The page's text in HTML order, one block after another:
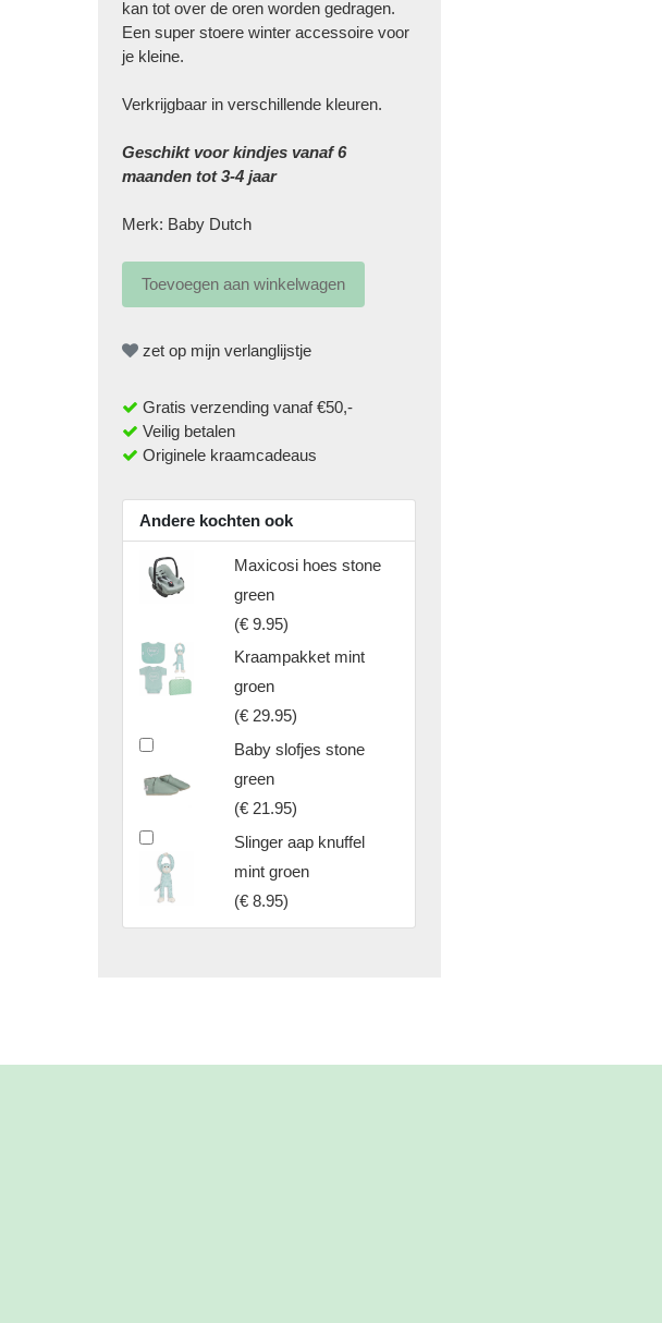
kan tot over de oren worden gedragen.
Een super stoere winter accessoire voor
je kleine.
Verkrijgbaar in verschillende kleuren.
Geschikt voor kindjes vanaf 6
maanden tot 3-4 jaar
Merk: Baby Dutch
zet op mijn verlanglijstje
Gratis verzending vanaf €50,-
Veilig betalen
Originele kraamcadeaus
Andere kochten ook
Maxicosi hoes stone
green
(€ 9.95)
Kraampakket mint
groen
(€ 29.95)
Baby slofjes stone
green
(€ 21.95)
Slinger aap knuffel
mint groen
(€ 8.95)